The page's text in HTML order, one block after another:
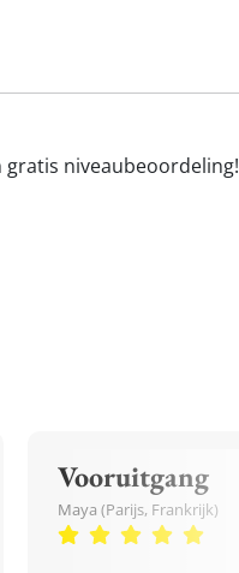
gratis niveaubeoordeling!
Vooruitgang
Maya (Parijs, Frankrijk)